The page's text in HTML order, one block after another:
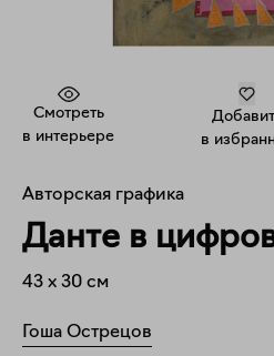
Смотреть
в интерьере
в
Авторская графика
Данте в
43 x 30 см
Гоша Острецов